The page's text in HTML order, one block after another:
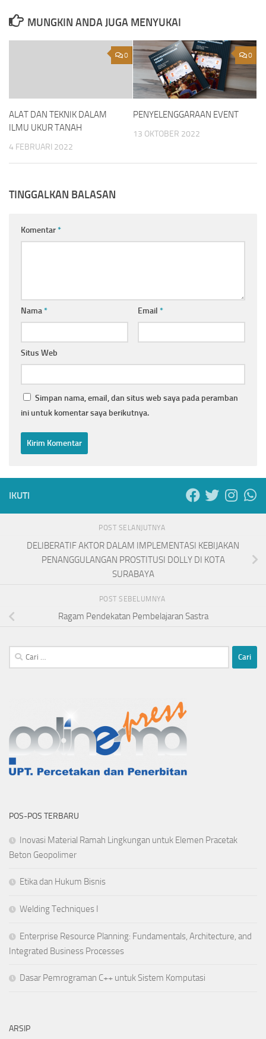
MUNGKIN ANDA JUGA MENYUKAI
0
ALAT DAN TEKNIK DALAM
ILMU UKUR TANAH
4 FEBRUARI 2022
0
PENYELENGGARAAN EVENT
13 OKTOBER 2022
TINGGALKAN BALASAN
Komentar*
Nama* Email *
Situs Web
Simpan nama, email, dan situs web saya pada peramban
ini untuk komentar saya berikutnya.
IKUTI
POST SELANJUTNYA
DELIBERATIF AKTOR DALAM IMPLEMENTASI KEBIJAKAN
PENANGGULANGAN PROSTITUSI DOLLY DI KOTA
SURABAYA
POST SEBELUMNYA
Ragam Pendekatan Pembelajaran Sastra
Cari
untuk:
POS-POS TERBARU
Inovasi Material Ramah Lingkungan untuk Elemen Pracetak
Beton Geopolimer
Etika dan Hukum Bisnis
Welding Techniques I
Enterprise Resource Planning: Fundamentals, Architecture, and
Integrated Business Processes
Dasar Pemrograman C++ untuk Sistem Komputasi
ARSIP